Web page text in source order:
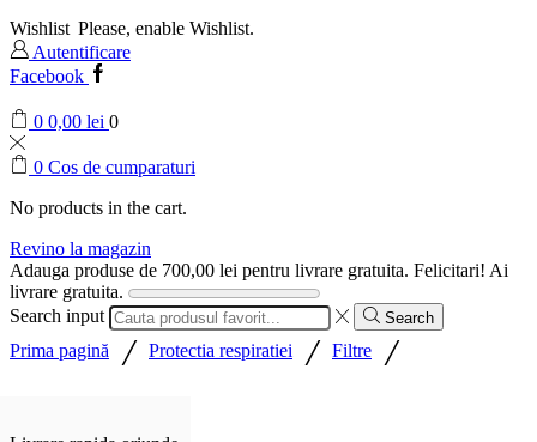
Wishlist Please, enable Wishlist.
Autentificare
Facebook
0 0,00 lei 0
0 Cos de cumparaturi
No products in the cart.
Revino la magazin
Adauga produse de 700,00 lei pentru livrare gratuita. Felicitari! Ai
livrare gratuita.
Search input
Search
Prima pagină / Protectia respiratiei / Filtre /